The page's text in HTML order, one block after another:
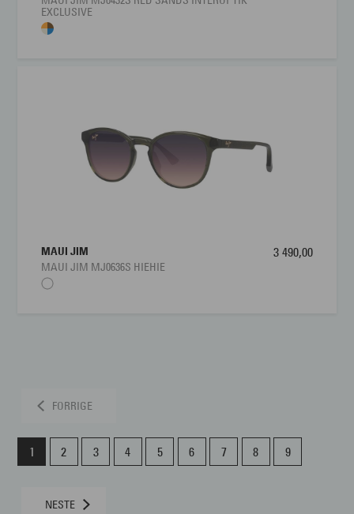
EXCLUSIVE
MAUI JIM
MAUI JIM MJ0636S HIEHIE
3 490,00
FORRIGE
1 2 3 4 5 6 7 8 9
NESTE